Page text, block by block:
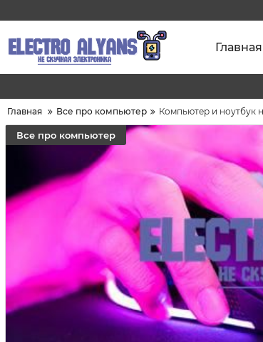
Главная
Главная Все про компьютер Компьютер и ноутбук
Все про компьютер